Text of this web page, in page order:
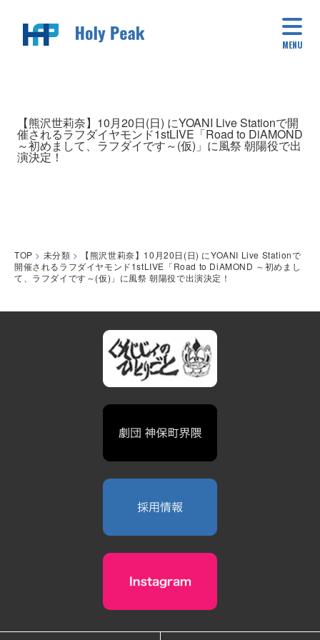
MENU
TOP > 未分類 >
【熊沢世莉奈】10月20日(日) にYOANI Live Stationで
開催されるラフダイヤモンド1stLIVE「Road to DiAMOND ～初めまし
て、ラフダイです～(仮)」に風祭 朝陽役で出演決定！
【熊沢世莉奈】10月20日(日) にYOANI Live Stationで開
催されるラフダイヤモンド1stLIVE「Road to DiAMOND
～初めまして、ラフダイです～(仮)」に風祭 朝陽役で出
演決定！